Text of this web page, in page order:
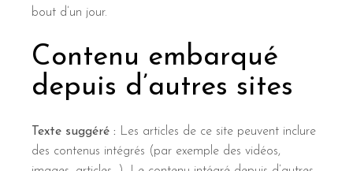
bout d’un jour.
Contenu embarqué
depuis d’autres sites
Texte suggéré : Les articles de ce site peuvent inclure
des contenus intégrés (par exemple des vidéos,